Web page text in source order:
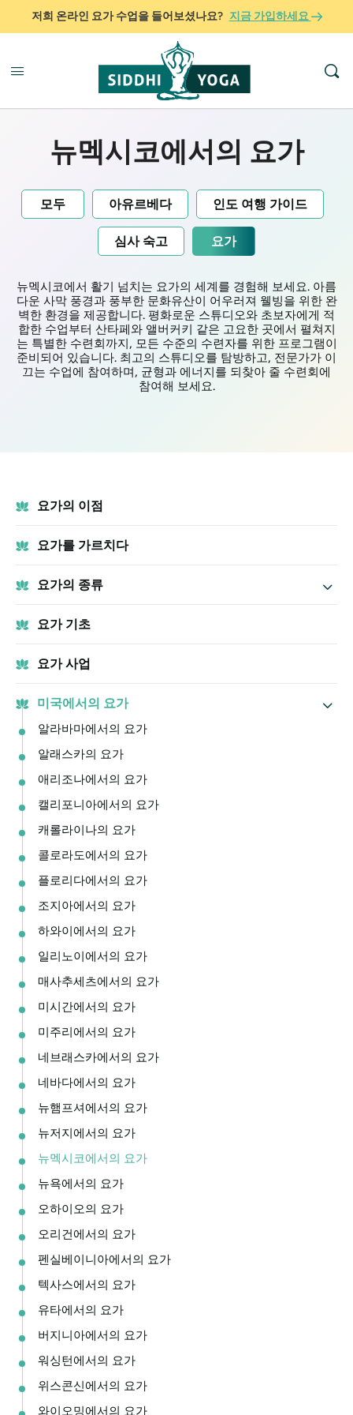
저희 온라인 요가 수업을 들어보셨나요? 지금 가입하세요
뉴멕시코에서의 요가
모두 아유르베다 인도 여행 가이드
심사 숙고 요가
뉴멕시코에서 활기 넘치는 요가의 세계를 경험해 보세요. 아름
다운 사막 풍경과 풍부한 문화유산이 어우러져 웰빙을 위한 완
벽한 환경을 제공합니다. 평화로운 스튜디오와 초보자에게 적
합한 수업부터 산타페와 앨버커키 같은 고요한 곳에서 펼쳐지
는 특별한 수련회까지, 모든 수준의 수련자를 위한 프로그램이
준비되어 있습니다. 최고의 스튜디오를 탐방하고, 전문가가 이
끄는 수업에 참여하며, 균형과 에너지를 되찾아 줄 수련회에
참여해 보세요.
요가의 이점
요가를 가르치다
요가의 종류
요가 기초
요가 사업
미국에서의 요가
알라바마에서의 요가
알래스카의 요가
애리조나에서의 요가
캘리포니아에서의 요가
캐롤라이나의 요가
콜로라도에서의 요가
플로리다에서의 요가
조지아에서의 요가
하와이에서의 요가
일리노이에서의 요가
매사추세츠에서의 요가
미시간에서의 요가
미주리에서의 요가
네브래스카에서의 요가
네바다에서의 요가
뉴햄프셔에서의 요가
뉴저지에서의 요가
뉴멕시코에서의 요가
뉴욕에서의 요가
오하이오의 요가
오리건에서의 요가
펜실베이니아에서의 요가
텍사스에서의 요가
유타에서의 요가
버지니아에서의 요가
워싱턴에서의 요가
위스콘신에서의 요가
와이오밍에서의 요가